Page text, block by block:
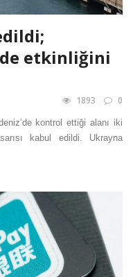
etkinliğini
1893 0
kontrol ettiği alanı iki
kabul edildi. Ukrayna